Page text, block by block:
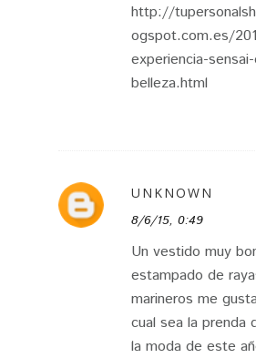
http://
ogspot.com.es/
experiencia-
belleza.html
UNKNOWN
8/6/15, 0:49
Un vestido muy
estampado de
marineros me
cual sea la prenda
la moda de este